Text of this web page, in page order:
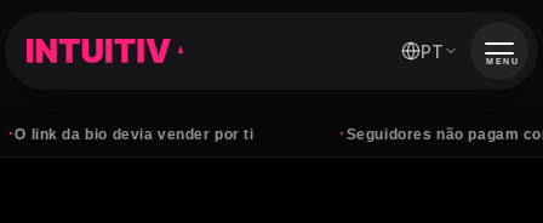
bio devia vender por ti Seguidores não pagam contas —
PT MENU